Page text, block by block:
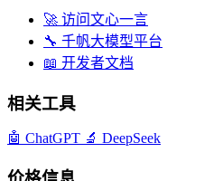
🚀 访问文心一言
🔧 千帆大模型平台
📖 开发者文档
相关工具
🤖 ChatGPT 🔬 DeepSeek